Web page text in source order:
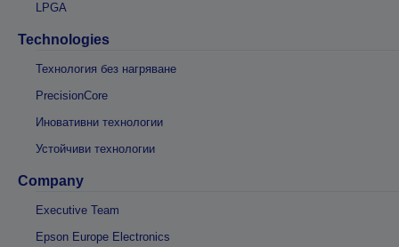
LPGA
Technologies
Технология без нагряване
PrecisionCore
Иновативни технологии
Устойчиви технологии
Company
Executive Team
Epson Europe Electronics